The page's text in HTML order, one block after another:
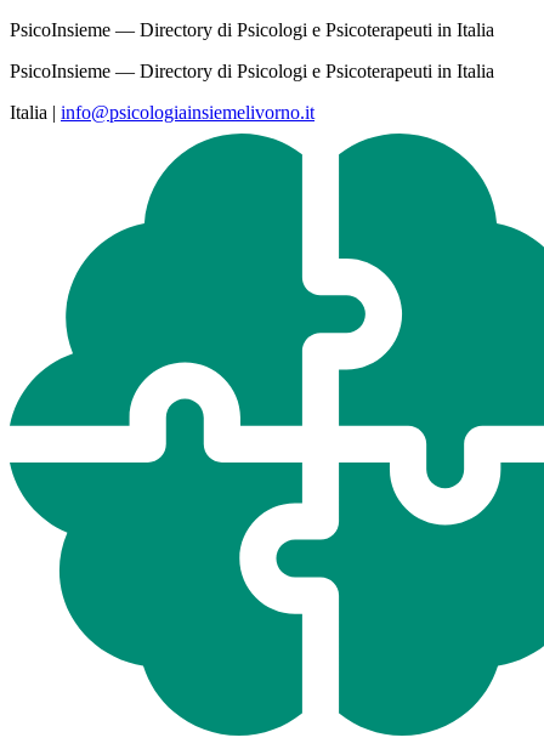
PsicoInsieme — Directory di Psicologi e Psicoterapeuti in Italia
PsicoInsieme — Directory di Psicologi e Psicoterapeuti in Italia
Italia | info@psicologiainsiemelivorno.it